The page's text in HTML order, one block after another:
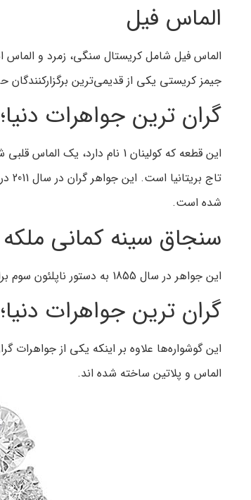
الماس فیل
الماس فیل شامل کریستال سنگی، زمرد و الماس
جیمز کریستی یکی از قدیمی‌ترین برگزارکنندگان
گران ترین جواهرات
شده است.
سنجاق سینه کمانی ملکه
این جواهر در سال 1855 به دستور ناپلئون سوم برای همسرش، ملکه اوژنی (یوژنی) ساخته شده است. این جواهر در سال 2008 به سرزمین مادری خود یعنی فرانسه بازگردانده شد.
گران ترین جواهرات
الماس و پلاتین ساخته شده اند.